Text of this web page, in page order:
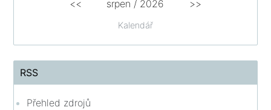
Kalendář
<< srpen / 2026 >>
RSS
Přehled zdrojů